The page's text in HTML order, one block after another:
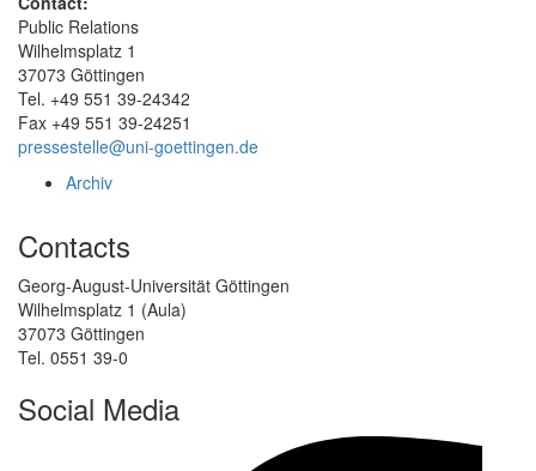
Public Relations
Wilhelmsplatz 1
37073 Göttingen
Tel. +49 551 39-24342
Fax +49 551 39-24251
pressestelle@uni-goettingen.de
Archiv
Contacts
Georg-August-Universität Göttingen
Wilhelmsplatz 1 (Aula)
37073 Göttingen
Tel. 0551 39-0
Social Media